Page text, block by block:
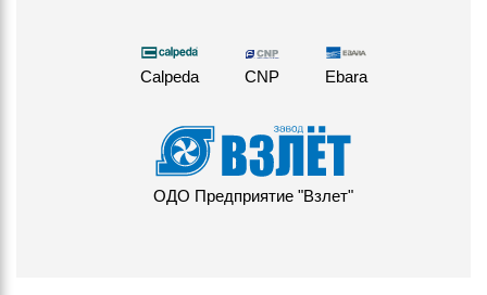
Calpeda CNP Ebara
ОДО Предприятие "Взлет"